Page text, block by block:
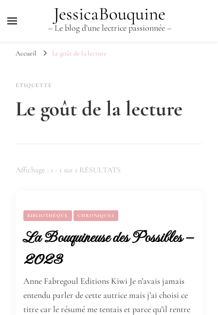
JessicaBouquine
– Le blog d'une lectrice passionnée –
Accueil Le goût de la lecture
ÉTIQUETTE
Le goût de la lecture
Affichage : 1 - 1 sur 1 RÉSULTATS
BIBLIOTHÈQUE CHRONIQUES
La Bouquineuse des Possibles –
2023
Anne Fabregoul Editions Kiwi Je n’avais jamais
entendu parler de cette autrice mais j’ai choisi ce
titre car le résumé me tentais et parce qu’il rentre